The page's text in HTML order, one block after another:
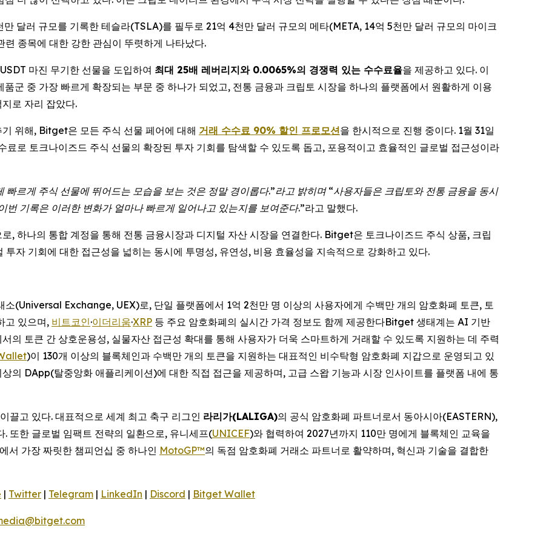
달러 규모를 기록한 테슬라(TSLA)를 필두로 21억 4천만 달러 규모의 메타(META, 14억 5천만 달러 규모의 마이크
종목에 대한 강한 관심이 뚜렷하게 나타났다.
마진 무기한 선물을 도입하여 최대 25배 레버리지와 0.0065%의 경쟁력 있는 수수료율을 제공하고 있다. 이
군 중 가장 빠르게 확장되는 부문 중 하나가 되었고, 전통 금융과 크립토 시장을 하나의 플랫폼에서 원활하게 이용
로 자리 잡았다.
위해, Bitget은 모든 주식 선물 페어에 대해 거래 수수료 90% 할인 프로모션을 한시적으로 진행 중이다. 1월 31일
로 토크나이즈드 주식 선물의 확장된 투자 기회를 탐색할 수 있도록 돕고, 포용적이고 효율적인 글로벌 접근성이라
빠르게 주식 선물에 뛰어드는 모습을 보는 것은 정말 경이롭다.”라고 밝히며 “사용자들은 크립토와 전통 금융을 동시
기록은 이러한 변화가 얼마나 빠르게 일어나고 있는지를 보여준다.”라고 말했다.
, 하나의 통합 계정을 통해 전통 금융시장과 디지털 자산 시장을 연결한다. Bitget은 토크나이즈드 주식 상품, 크립
자 기회에 대한 접근성을 넓히는 동시에 투명성, 유연성, 비용 효율성을 지속적으로 강화하고 있다.
(Universal Exchange, UEX)로, 단일 플랫폼에서 1억 2천만 명 이상의 사용자에게 수백만 개의 암호화폐 토큰, 토
고 있으며, 비트코인·이더리움·XRP 등 주요 암호화폐의 실시간 가격 정보도 함께 제공한다Bitget 생태계는 AI 기반
의 토큰 간 상호운용성, 실물자산 접근성 확대를 통해 사용자가 더욱 스마트하게 거래할 수 있도록 지원하는 데 주력
)이 130개 이상의 블록체인과 수백만 개의 토큰을 지원하는 대표적인 비수탁형 암호화폐 지갑으로 운영되고 있
의 DApp(탈중앙화 애플리케이션)에 대한 직접 접근을 제공하며, 고급 스왑 기능과 시장 인사이트를 플랫폼 내에 통
고 있다. 대표적으로 세계 최고 축구 리그인 라리가(LALIGA)의 공식 암호화폐 파트너로서 동아시아(EASTERN),
또한 글로벌 임팩트 전략의 일환으로, 유니세프(UNICEF)와 협력하여 2027년까지 110만 명에게 블록체인 교육을
서 가장 짜릿한 챔피언십 중 하나인 MotoGP™의 독점 암호화폐 거래소 파트너로 활약하며, 혁신과 기술을 결합한
| Twitter | Telegram | LinkedIn | Discord | Bitget Wallet